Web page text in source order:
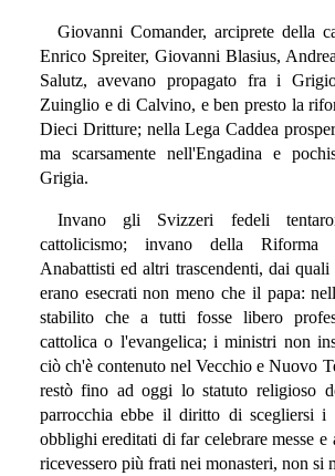
Giovanni Comander, arciprete della
Enrico Spreiter, Giovanni Blasius,
Salutz, avevano propagato fra i
Zuinglio e di Calvino, e ben presto la
Dieci Dritture; nella Lega Caddea
ma scarsamente nell'Engadina e
Grigia.
Invano gli Svizzeri fedeli
cattolicismo; invano della Riforma
Anabattisti ed altri trascendenti, dai
erano esecrati non meno che il papa:
stabilito che a tutti fosse libero
cattolica o l'evangelica; i ministri non
ciò ch'è contenuto nel Vecchio e Nuovo
restò fino ad oggi lo statuto religioso
parrocchia ebbe il diritto di scegliersi i
obblighi ereditati di far celebrare messe e
ricevessero più frati nei monasteri, non si